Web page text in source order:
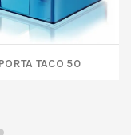
PORTA TACO 50